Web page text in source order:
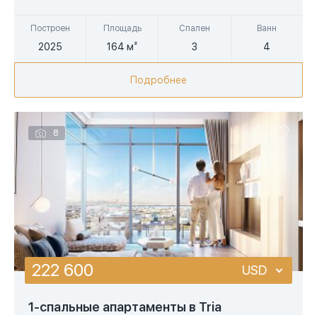
Построен
2025
Площадь
164 м²
Спален
3
Ванн
4
Подробнее
8
1-спальные апартаменты в Tria
222 600 USD